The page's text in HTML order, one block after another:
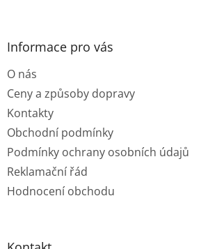
Informace pro vás
O nás
Ceny a způsoby dopravy
Kontakty
Obchodní podmínky
Podmínky ochrany osobních údajů
Reklamační řád
Hodnocení obchodu